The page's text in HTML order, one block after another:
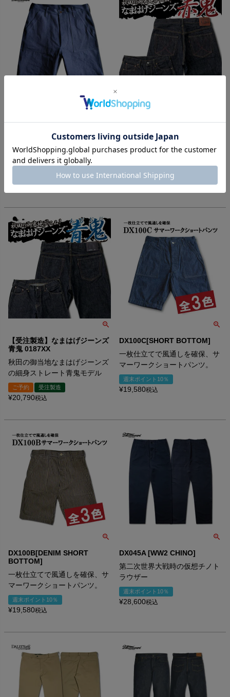
ルのショートボトム。
週末ポイント10％
18,590税込
秋田の御当地なまはげジーンズ
のレギュラーストレート赤鬼モ
ご予約 受注製造
¥20,790税込
【受注製造】なまはげジーンズ
青鬼 0187XX
秋田の御当地なまはげジーンズ
の細身ストレート青鬼モデル
ご予約 受注製造
¥20,790税込
DX100C[SHORT BOTTOM]
一枚仕立てで風通しを確保、サ
マーワークショートパンツ。
週末ポイント10％
¥19,580税込
DX100B[DENIM SHORT
BOTTOM]
一枚仕立てで風通しを確保、サ
マーワークショートパンツ。
週末ポイント10％
¥19,580税込
DX045A [WW2 CHINO]
第二次世界大戦時の仮想チノト
ラウザー
週末ポイント10％
¥28,600税込